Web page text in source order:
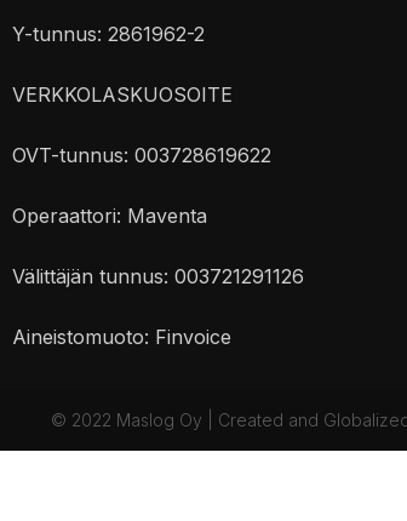
Y-tunnus: 2861962-2
VERKKOLASKUOSOITE
OVT-tunnus: 003728619622
Operaattori: Maventa
Välittäjän tunnus: 003721291126
Aineistomuoto: Finvoice
© 2022 Maslog Oy | Created and